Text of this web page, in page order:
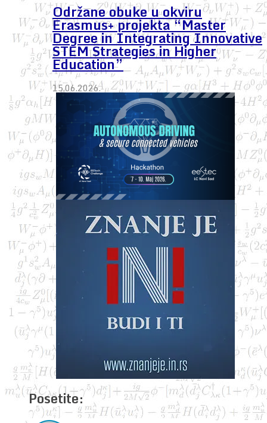
Održane obuke u okviru
Erasmus+ projekta “Master
Degree in Integrating Innovative
STEM Strategies in Higher
Education”
15.06.2026.
Posetite: